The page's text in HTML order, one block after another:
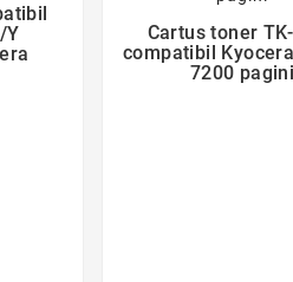
Y

Cartus toner
compatibil
7200 pagini